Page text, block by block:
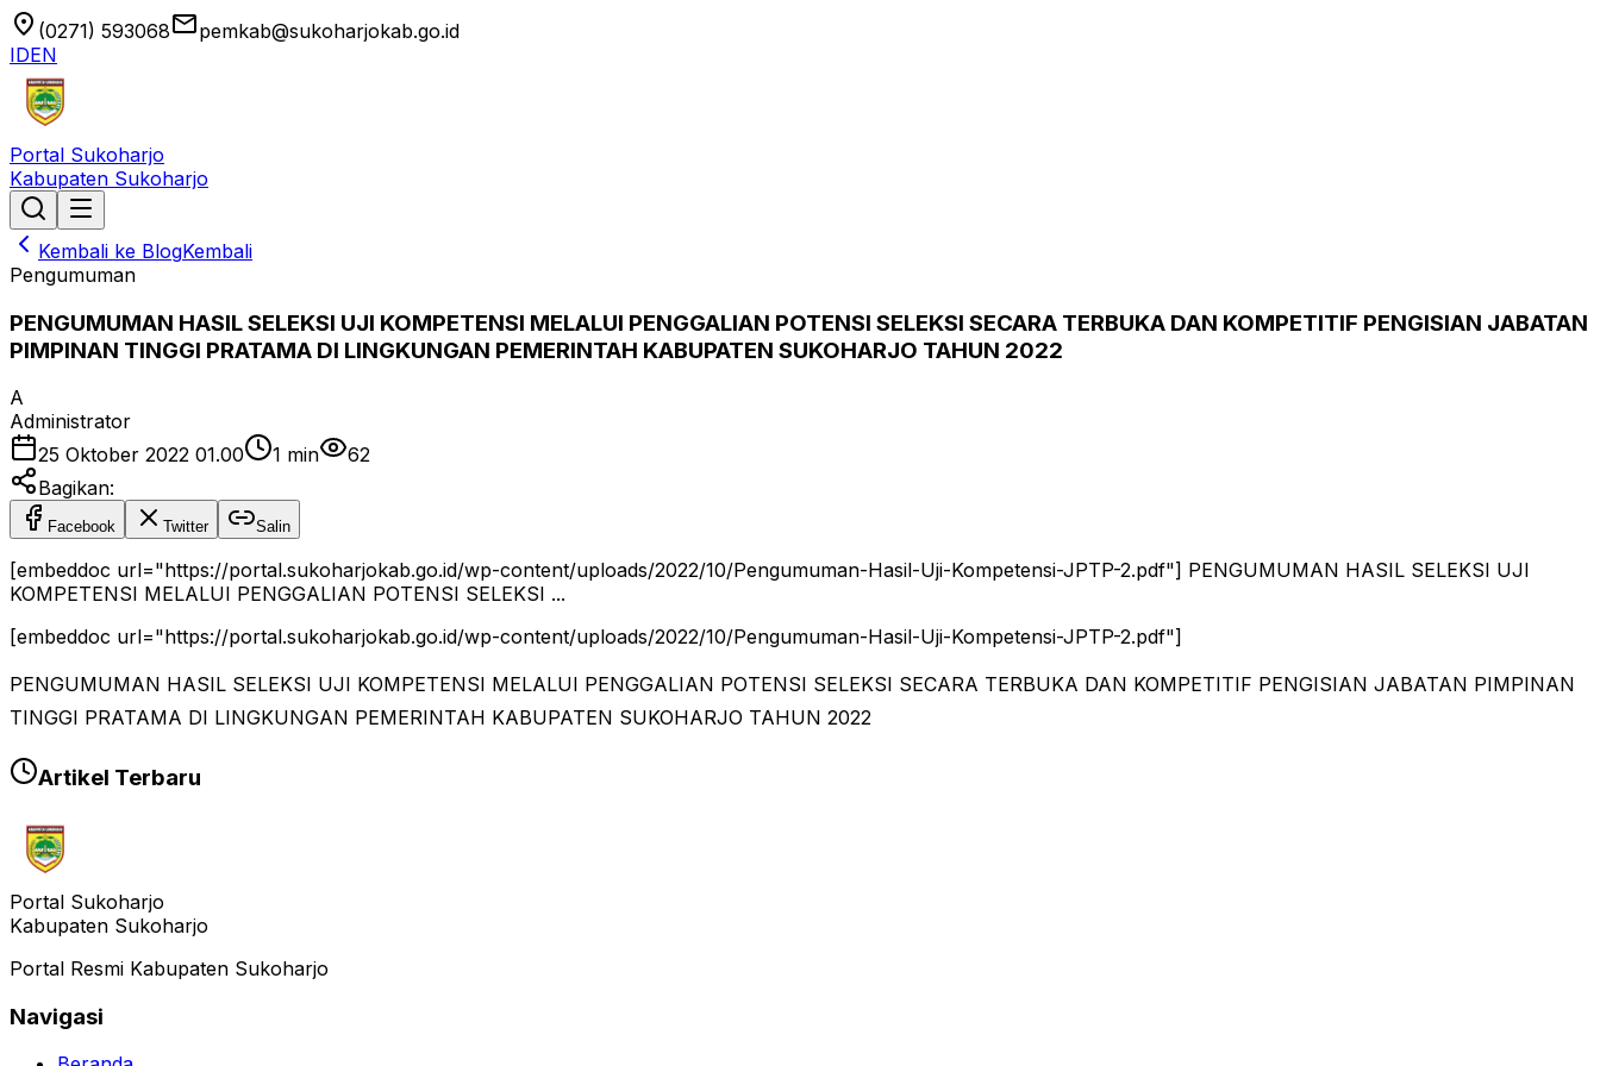
location_on (0271) 593068emailpemkab@sukoharjokab.go.id
IDEN
Portal Sukoharjo
Kabupaten Sukoharjo
Kembali ke BlogKembali
Pengumuman
PENGUMUMAN HASIL SELEKSI UJI KOMPETENSI MELALUI PENGGALIAN POTENSI SELEKSI SECARA TERBUKA DAN KOMPETITIF PENGISIAN JABATAN
PIMPINAN TINGGI PRATAMA DI LINGKUNGAN PEMERINTAH KABUPATEN SUKOHARJO TAHUN 2022
A
Administrator
25 Oktober 2022 01.00
1 min
62
Bagikan:
Facebook Twitter Salin
[embeddoc url="https://portal.sukoharjokab.go.id/wp-content/uploads/2022/10/Pengumuman-Hasil-Uji-Kompetensi-JPTP-2.pdf"] PENGUMUMAN HASIL SELEKSI UJI
KOMPETENSI MELALUI PENGGALIAN POTENSI SELEKSI ...
[embeddoc url="https://portal.sukoharjokab.go.id/wp-content/uploads/2022/10/Pengumuman-Hasil-Uji-Kompetensi-JPTP-2.pdf"]
PENGUMUMAN HASIL SELEKSI UJI KOMPETENSI MELALUI PENGGALIAN POTENSI SELEKSI SECARA TERBUKA DAN KOMPETITIF PENGISIAN JABATAN PIMPINAN
TINGGI PRATAMA DI LINGKUNGAN PEMERINTAH KABUPATEN SUKOHARJO TAHUN 2022
Artikel Terbaru
Portal Sukoharjo
Kabupaten Sukoharjo
Portal Resmi Kabupaten Sukoharjo
Navigasi